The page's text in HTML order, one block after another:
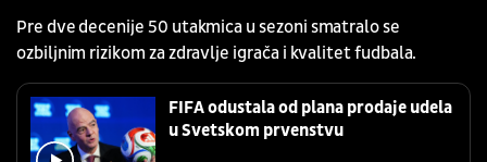
Pre dve decenije 50 utakmica u sezoni smatralo se
ozbiljnim rizikom za zdravlje igrača i kvalitet fudbala.
FIFA odustala od plana prodaje udela
u Svetskom prvenstvu